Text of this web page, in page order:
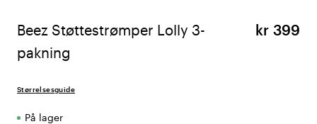
Beez Støttestrømper Lolly 3-
pakning
kr 399
Størrelsesguide
På lager